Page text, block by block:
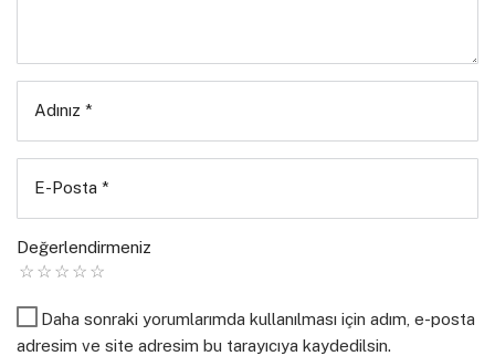
Adınız *
E-Posta *
Değerlendirmeniz
Daha sonraki yorumlarımda kullanılması için adım, e-posta
adresim ve site adresim bu tarayıcıya kaydedilsin.